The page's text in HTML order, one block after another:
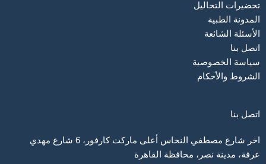
تحضيرات التحاليل
المدونة الطبية
الأسئلة الشائعة
اتصل بنا
سياسة الخصوصية
الشروط والأحكام
اتصل بنا
اخر شارع مصطفي النحاس أعلى ماركت كارفور، 6 شارع مهدي
عرفة، مدينة نصر، محافظة القاهرة‬